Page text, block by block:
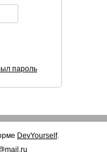
пароль
DevYourself.